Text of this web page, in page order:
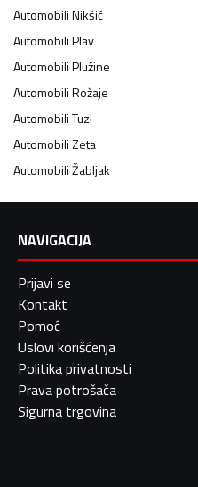
AutomobiliNikšić
AutomobiliPlav
AutomobiliPlužine
AutomobiliRožaje
AutomobiliTuzi
AutomobiliZeta
AutomobiliŽabljak
NAVIGACIJA
Prijavi se
Kontakt
Pomoć
Uslovi korišćenja
Politika privatnosti
Prava potrošača
Sigurna trgovina